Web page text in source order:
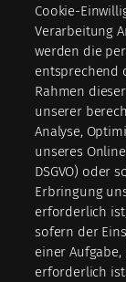
Cookie-
Verarbeitung
werden die
entsprechend
Rahmen
unserer
Analyse,
unseres
DSGVO) oder
Erbringung
erforderlich ist,
sofern der
einer
erforderlich